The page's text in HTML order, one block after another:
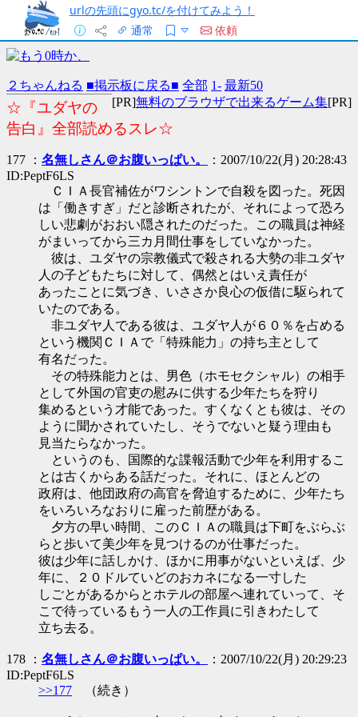
urlの先頭にgyo.tc/を付けてみよう！
通常
依頼